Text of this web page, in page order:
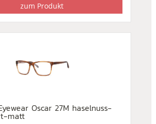
zum Produkt
Oscar 27M haselnuss-
matt